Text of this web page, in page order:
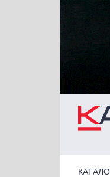
Перейти к основному